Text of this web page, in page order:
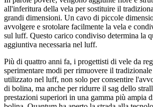
all'inferitura della vela per sostituire il
grandi dimensioni. Un cavo di piccole
avvolgere e srotolare facilmente la vela e
sul luff. Questo carico condiviso determina la
aggiuntiva necessaria nel luff.
Più di quattro anni fa, i progettisti di vele da
sperimentare modi per rimuovere il
utilizzato nel luff, non solo per consentire
di bolina, ma anche per ridurre il sag dello
prestazioni superiori in una gamma più ampia